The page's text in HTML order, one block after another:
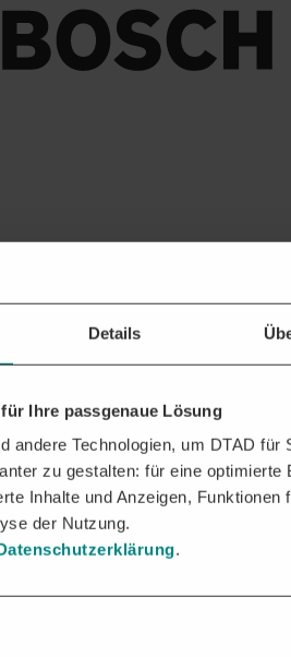
Details
Ihre passgenaue Lösung
andere Technologien, um DTAD für
zu gestalten: für eine optimierte
Inhalte und Anzeigen, Funktionen
der Nutzung.
.